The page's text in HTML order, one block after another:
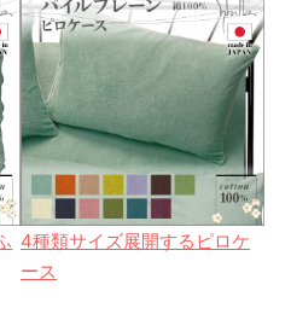
4種類サイズ展開するピロケ
ース